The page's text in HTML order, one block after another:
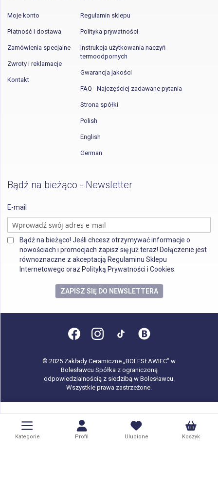
Moje konto
Płatność i dostawa
Zamówienia specjalne
Zwroty i reklamacje
Kontakt
Regulamin sklepu
Polityka prywatności
Instrukcja użytkowania naczyń
termoodpornych
Gwarancja jakości
FAQ - Najczęściej zadawane pytania
Strona spółki
Polish
English
German
Bądź na bieżąco - Newsletter
E-mail
Bądź na bieżąco! Jeśli chcesz otrzymywać informacje o
nowościach i promocjach zapisz się już teraz! Dołączenie jest
równoznaczne z akceptacją Regulaminu Sklepu
Internetowego oraz Polityką Prywatności i Cookies.
ZAPISZ SIĘ DO NEWSLETTERA
Kategorie Profil Ulubione Koszyk
© 2025 Zakłady Ceramiczne „BOLESŁAWIEC” w
Bolesławcu Spółka z ograniczoną
odpowiedzialnością z siedzibą w Bolesławcu.
Wszystkie prawa zastrzeżone.